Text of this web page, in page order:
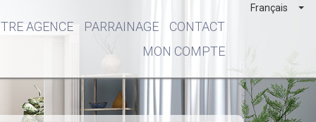
AGENCE PARRAINAGE
CONTACT
MON COMPTE
Français